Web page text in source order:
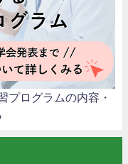
プログラムの内容・